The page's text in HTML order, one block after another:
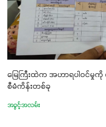
မြေကြီးထဲက အဟာရပါဝင်မှု
စီမံကိန်းတစ်ခု
အခွင့်အလမ်း